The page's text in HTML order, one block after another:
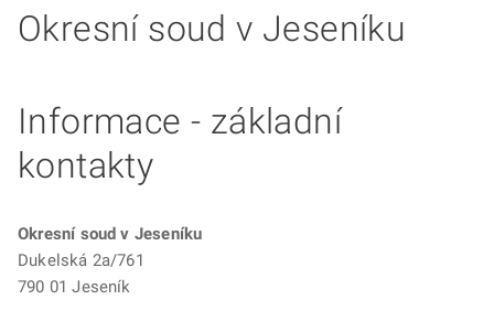
Okresní soud v Jeseníku
Informace - základní
kontakty
Okresní soud v Jeseníku
Dukelská 2a/761
790 01 Jeseník